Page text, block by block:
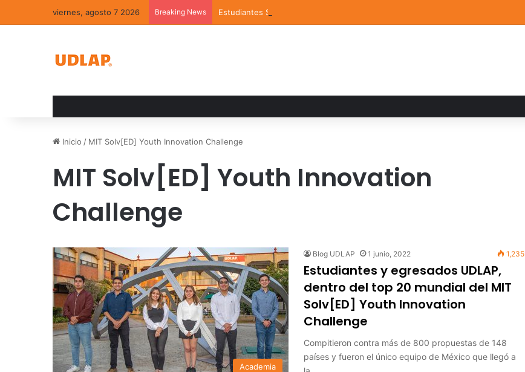
viernes, agosto 7 2026 Breaking News Estudiantes STEM de la UDLAP destacan en el MUTVI 2026
Inicio / MIT Solv[ED] Youth Innovation Challenge
MIT Solv[ED] Youth Innovation
Challenge
Academia
Blog UDLAP 1 junio, 2022 1,235
Estudiantes y egresados UDLAP,
dentro del top 20 mundial del MIT
Solv[ED] Youth Innovation
Challenge
Compitieron contra más de 800 propuestas de 148
países y fueron el único equipo de México que llegó a